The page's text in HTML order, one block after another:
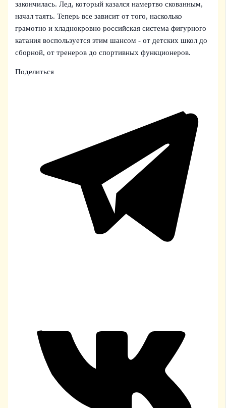
закончилась. Лед, который казался намертво скованным,
начал таять. Теперь все зависит от того, насколько
грамотно и хладнокровно российская система фигурного
катания воспользуется этим шансом - от детских школ до
сборной, от тренеров до спортивных функционеров.
Поделиться